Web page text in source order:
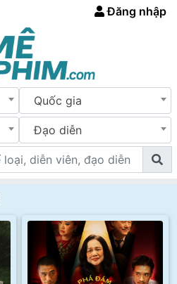
Đăng nhập
Quốc gia
Đạo diễn